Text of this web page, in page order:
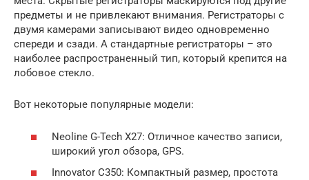
предметы и не привлекают внимания. Регистраторы с
двумя камерами записывают видео одновременно
спереди и сзади. А стандартные регистраторы – это
наиболее распространенный тип, который крепится на
лобовое стекло.
Вот некоторые популярные модели:
Neoline G-Tech X27: Отличное качество записи,
широкий угол обзора, GPS.
Innovator C350: Компактный размер, простота